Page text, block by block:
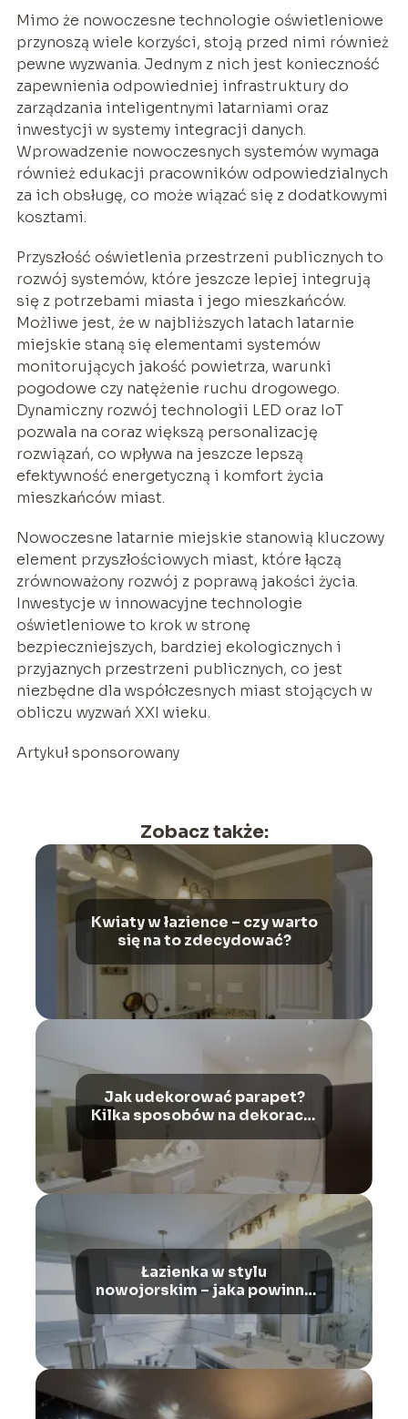
Mimo że nowoczesne technologie oświetleniowe
przynoszą wiele korzyści, stoją przed nimi również
pewne wyzwania. Jednym z nich jest konieczność
zapewnienia odpowiedniej infrastruktury do
zarządzania inteligentnymi latarniami oraz
inwestycji w systemy integracji danych.
Wprowadzenie nowoczesnych systemów wymaga
również edukacji pracowników odpowiedzialnych
za ich obsługę, co może wiązać się z dodatkowymi
kosztami.
Przyszłość oświetlenia przestrzeni publicznych to
rozwój systemów, które jeszcze lepiej integrują
się z potrzebami miasta i jego mieszkańców.
Możliwe jest, że w najbliższych latach latarnie
miejskie staną się elementami systemów
monitorujących jakość powietrza, warunki
pogodowe czy natężenie ruchu drogowego.
Dynamiczny rozwój technologii LED oraz IoT
pozwala na coraz większą personalizację
rozwiązań, co wpływa na jeszcze lepszą
efektywność energetyczną i komfort życia
mieszkańców miast.
Nowoczesne latarnie miejskie stanowią kluczowy
element przyszłościowych miast, które łączą
zrównoważony rozwój z poprawą jakości życia.
Inwestycje w innowacyjne technologie
oświetleniowe to krok w stronę
bezpieczniejszych, bardziej ekologicznych i
przyjaznych przestrzeni publicznych, co jest
niezbędne dla współczesnych miast stojących w
obliczu wyzwań XXI wieku.
Artykuł sponsorowany
Zobacz także:
Kwiaty w łazience – czy warto
się na to zdecydować?
Jak udekorować parapet?
Kilka sposobów na dekorację
Łazienka w stylu
nowojorskim – jaka powinna